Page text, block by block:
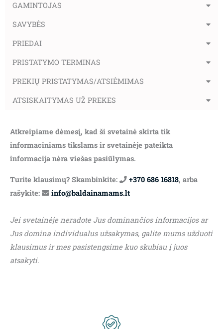
GAMINTOJAS
SAVYBĖS
PRIEDAI
PRISTATYMO TERMINAS
PREKIŲ PRISTATYMAS/ATSIĖMIMAS
ATSISKAITYMAS UŽ PREKES
Atkreipiame dėmesį, kad ši svetainė skirta tik
informaciniams tikslams ir svetainėje pateikta
informacija nėra viešas pasiūlymas.
Turite klausimų? Skambinkite: +370 686 16818, arba
rašykite:
info@baldainamams.lt
Jei svetainėje neradote Jus dominančios informacijos ar
Jus domina individualus užsakymas, galite mums užduoti
klausimus ir mes pasistengsime kuo skubiau į juos
atsakyti.